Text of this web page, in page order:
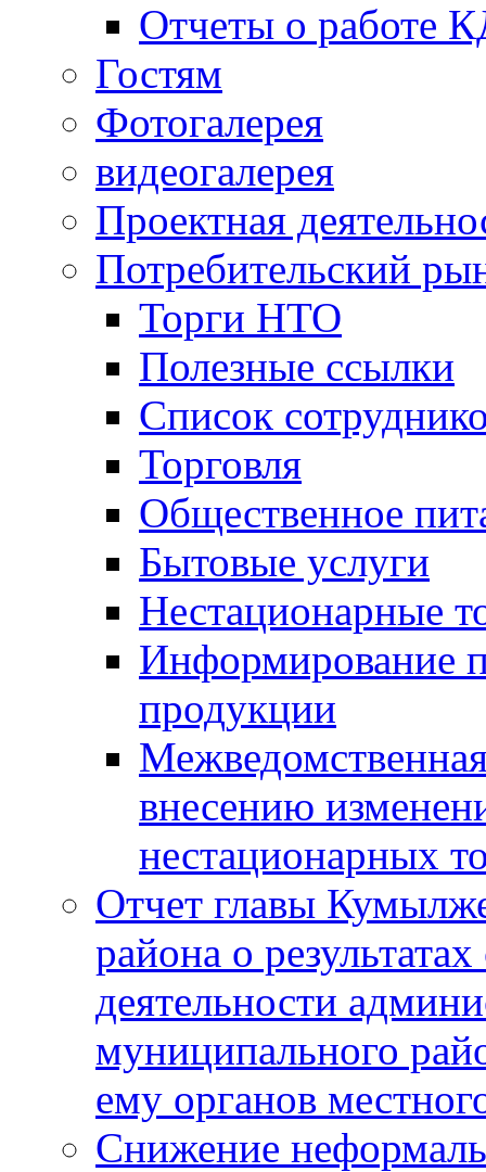
Отчеты о работе
Гостям
Фотогалерея
видеогалерея
Проектная
Потребительский
Торги НТО
Полезные ссылки
Список
Торговля
Общественное
Бытовые услуги
Нестационарные
Информирование
продукции
внесению
нестационарных
Отчет главы
района о
деятельности
муниципального
ему органов
Снижение